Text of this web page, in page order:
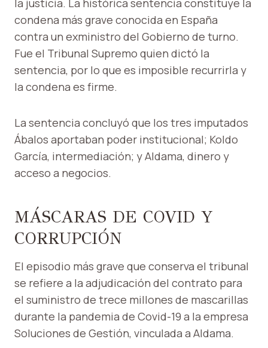
la justicia. La histórica sentencia constituye la
condena más grave conocida en España
contra un exministro del Gobierno de turno.
Fue el Tribunal Supremo quien dictó la
sentencia, por lo que es imposible recurrirla y
la condena es firme.
La sentencia concluyó que los tres imputados
Ábalos aportaban poder institucional; Koldo
García, intermediación; y Aldama, dinero y
acceso a negocios.
MÁSCARAS DE COVID Y
CORRUPCIÓN
El episodio más grave que conserva el tribunal
se refiere a la adjudicación del contrato para
el suministro de trece millones de mascarillas
durante la pandemia de Covid-19 a la empresa
Soluciones de Gestión, vinculada a Aldama.